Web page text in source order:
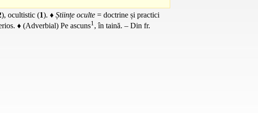
), ocultistic (1). ♦ Științe oculte = doctrine și practici
♦ (Adverbial) Pe ascuns1 , în taină. – Din fr.